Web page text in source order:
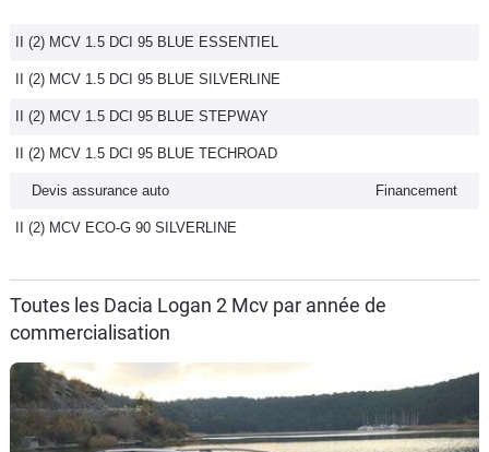
II (2) MCV 1.5 DCI 95 BLUE ESSENTIEL
II (2) MCV 1.5 DCI 95 BLUE SILVERLINE
II (2) MCV 1.5 DCI 95 BLUE STEPWAY
II (2) MCV 1.5 DCI 95 BLUE TECHROAD
Devis assurance auto Financement
II (2) MCV ECO-G 90 SILVERLINE
Toutes les Dacia Logan 2 Mcv par année de
commercialisation